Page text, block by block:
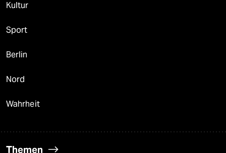
Kultur
Sport
Berlin
Nord
Wahrheit
Themen